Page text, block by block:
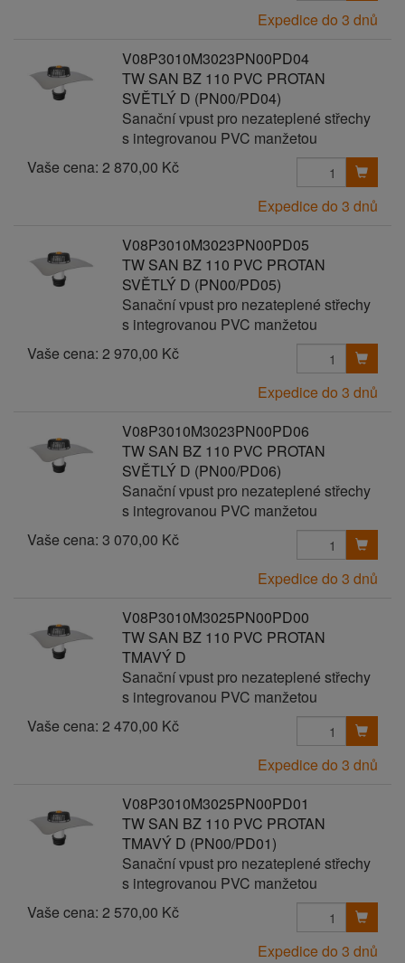
Expedice do 3 dnů
V08P3010M3023PN00PD04
TW SAN BZ 110 PVC PROTAN
SVĚTLÝ D (PN00/PD04)
Sanační vpust pro nezateplené střechy
s integrovanou PVC manžetou
Vaše cena: 2 870,00 Kč
Expedice do 3 dnů
V08P3010M3023PN00PD05
TW SAN BZ 110 PVC PROTAN
SVĚTLÝ D (PN00/PD05)
Sanační vpust pro nezateplené střechy
s integrovanou PVC manžetou
Vaše cena: 2 970,00 Kč
Expedice do 3 dnů
V08P3010M3023PN00PD06
TW SAN BZ 110 PVC PROTAN
SVĚTLÝ D (PN00/PD06)
Sanační vpust pro nezateplené střechy
s integrovanou PVC manžetou
Vaše cena: 3 070,00 Kč
Expedice do 3 dnů
V08P3010M3025PN00PD00
TW SAN BZ 110 PVC PROTAN
TMAVÝ D
Sanační vpust pro nezateplené střechy
s integrovanou PVC manžetou
Vaše cena: 2 470,00 Kč
Expedice do 3 dnů
V08P3010M3025PN00PD01
TW SAN BZ 110 PVC PROTAN
TMAVÝ D (PN00/PD01)
Sanační vpust pro nezateplené střechy
s integrovanou PVC manžetou
Vaše cena: 2 570,00 Kč
Expedice do 3 dnů